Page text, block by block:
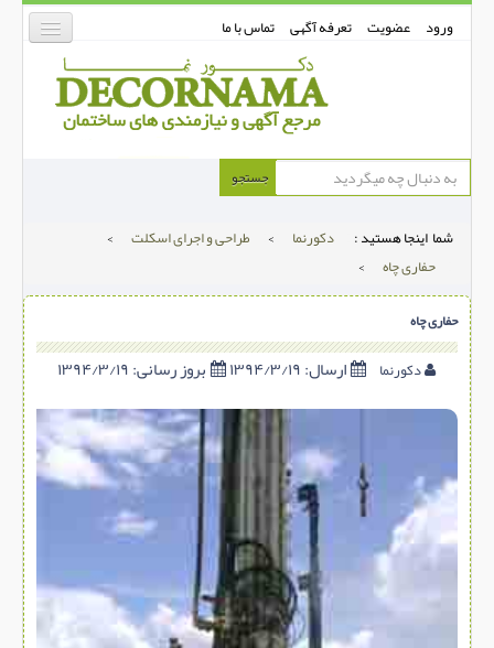
ورود عضویت تعرفه آگهی تماس با ما
دکورنما
دیوارپوش
دکوراسیون داخلی
درب و پنجره
بتن-بتون
شهری ترافیکی
مصالح ساختمانی
سازه پیش ساخته
سنگ ساختمانی
عایق ساختمان
سرویس بهداشتی
جستجو
شما اینجا هستید : دکورنما > طراحی و اجرای اسکلت
>
حفاری چاه
>
حفاری چاه
دکورنما ارسال:۱۳۹۴/۳/۱۹ بروز رسانی: